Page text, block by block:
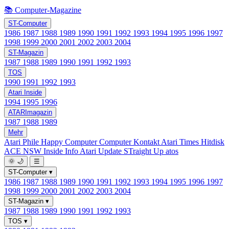
📚 Computer-Magazine
ST-Computer
1986 1987 1988 1989 1990 1991 1992 1993 1994 1995 1996 1997
1998 1999 2000 2001 2002 2003 2004
ST-Magazin
1987 1988 1989 1990 1991 1992 1993
TOS
1990 1991 1992 1993
Atari Inside
1994 1995 1996
ATARImagazin
1987 1988 1989
Mehr
Atari Phile Happy ComputerComputer Kontakt Atari Times Hitdisk
ACE NSW Inside Info Atari Update STraight Up atos
🌞 🌙
☰
ST-Computer ▾
1986 1987 1988 1989 1990 1991 1992 1993 1994 1995 1996 1997
1998 1999 2000 2001 2002 2003 2004
ST-Magazin ▾
1987 1988 1989 1990 1991 1992 1993
TOS ▾